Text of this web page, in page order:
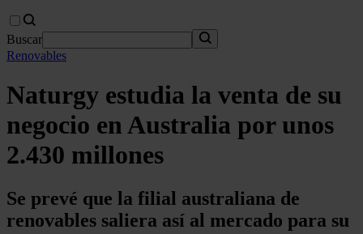
Buscar
Renovables
Naturgy estudia la venta de su
negocio en Australia por unos
2.430 millones
Se prevé que la filial australiana de
renovables saliera así al mercado para su